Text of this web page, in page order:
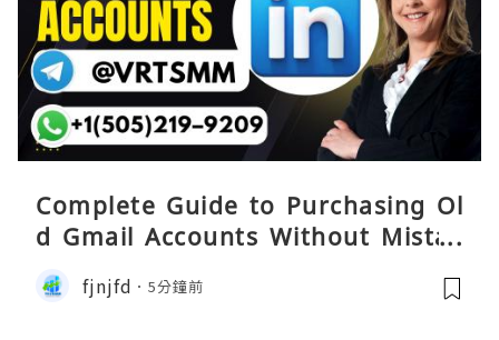
Complete Guide to Purchasing Ol
d Gmail Accounts Without Mistak
es
fjnjfd 5分鐘前